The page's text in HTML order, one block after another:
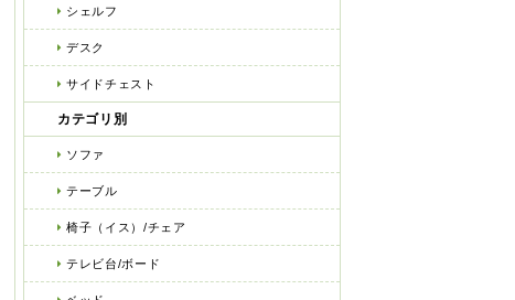
シェルフ
デスク
サイドチェスト
カテゴリ別
ソファ
テーブル
椅子（イス）/チェア
テレビ台/ボード